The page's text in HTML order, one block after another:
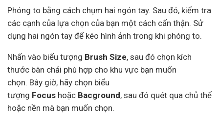
Phóng to bằng cách chụm hai ngón tay. Sau đó, kiểm tra
các cạnh của lựa chọn của bạn một cách cẩn thận. Sử
dụng hai ngón tay để kéo hình ảnh trong khi phóng to.
Nhấn vào biểu tượng Brush Size, sau đó chọn kích
thước bàn chải phù hợp cho khu vực bạn muốn
chọn. Bây giờ, hãy chọn biểu
tượng Focus hoặc Bacground, sau đó quét qua chủ thể
hoặc nền mà bạn muốn chọn.